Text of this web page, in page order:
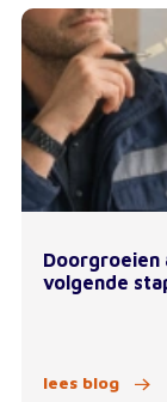
Doorgroeien
volgende
lees blog